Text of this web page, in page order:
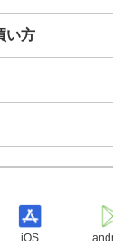
い方
iOS